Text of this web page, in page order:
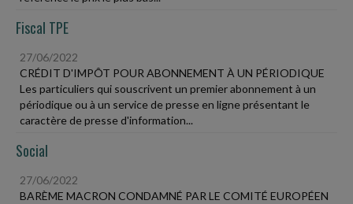
Fiscal TPE
27/06/2022
CRÉDIT D'IMPÔT POUR ABONNEMENT À UN PÉRIODIQUE
Les particuliers qui souscrivent un premier abonnement à un
périodique ou à un service de presse en ligne présentant le
caractère de presse d'information...
Social
27/06/2022
BARÈME MACRON CONDAMNÉ PAR LE COMITÉ EUROPÉEN